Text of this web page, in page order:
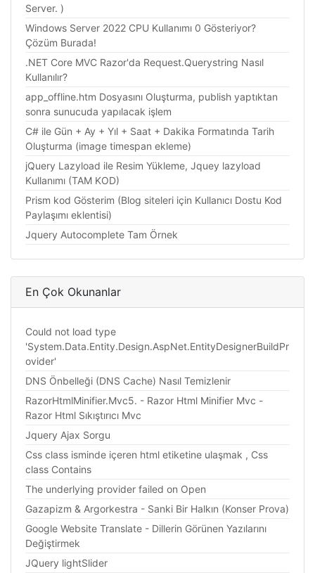
Server. )
Windows Server 2022 CPU Kullanımı 0 Gösteriyor?
Çözüm Burada!
.NET Core MVC Razor'da Request.Querystring Nasıl
Kullanılır?
app_offline.htm Dosyasını Oluşturma, publish yaptıktan
sonra sunucuda yapılacak işlem
C# ile Gün + Ay + Yıl + Saat + Dakika Formatında Tarih
Oluşturma (image timespan ekleme)
jQuery Lazyload ile Resim Yükleme, Jquey lazyload
Kullanımı (TAM KOD)
Prism kod Gösterim (Blog siteleri için Kullanıcı Dostu Kod
Paylaşımı eklentisi)
Jquery Autocomplete Tam Örnek
En Çok Okunanlar
Could not load type
'System.Data.Entity.Design.AspNet.EntityDesignerBuildPr
ovider'
DNS Önbelleği (DNS Cache) Nasıl Temizlenir
RazorHtmlMinifier.Mvc5. - Razor Html Minifier Mvc -
Razor Html Sıkıştırıcı Mvc
Jquery Ajax Sorgu
Css class isminde içeren html etiketine ulaşmak , Css
class Contains
The underlying provider failed on Open
Gazapizm & Argorkestra - Sanki Bir Halkın (Konser Prova)
Google Website Translate - Dillerin Görünen Yazılarını
Değiştirmek
JQuery lightSlider